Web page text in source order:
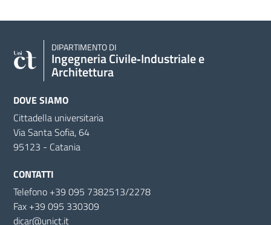
DIPARTIMENTO DI
Ingegneria Civile‑Industriale e
Architettura
DOVE SIAMO
Cittadella universitaria
Via Santa Sofia, 64
95123 - Catania
CONTATTI
Telefono +39 095 7382513/2278
Fax +39 095 330309
dicar@unict.it